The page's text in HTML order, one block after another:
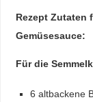
Rezept Zutaten
Gemüsesauce:
Für die
6 altbackene